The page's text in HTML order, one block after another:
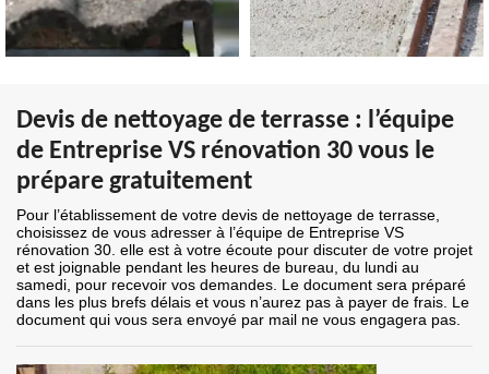
Devis de nettoyage de terrasse : l’équipe
de Entreprise VS rénovation 30 vous le
prépare gratuitement
Pour l’établissement de votre devis de nettoyage de terrasse,
choisissez de vous adresser à l’équipe de Entreprise VS
rénovation 30. elle est à votre écoute pour discuter de votre projet
et est joignable pendant les heures de bureau, du lundi au
samedi, pour recevoir vos demandes. Le document sera préparé
dans les plus brefs délais et vous n’aurez pas à payer de frais. Le
document qui vous sera envoyé par mail ne vous engagera pas.